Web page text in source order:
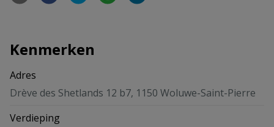
Kenmerken
Adres
Drève des Shetlands 12 b7, 1150 Woluwe-Saint-Pierre
Verdieping